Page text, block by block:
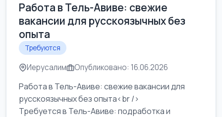
Работа в Тель-Авиве: свежие
вакансии для русскоязычных без
опыта
Требуются
Иерусалим Опубликовано: 16.06.2026
Работа в Тель-Авиве: свежие вакансии для
русскоязычных без опыта<br />
Требуется в Тель-Авиве: подработка и